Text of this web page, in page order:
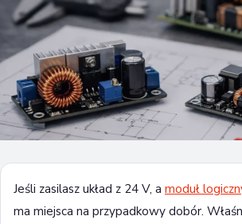
ELEKTORNIKA
Przetwornice step down –
właściwą
Jeśli zasilasz układ z 24 V, a moduł
ma miejsca na przypadkowy dobór.